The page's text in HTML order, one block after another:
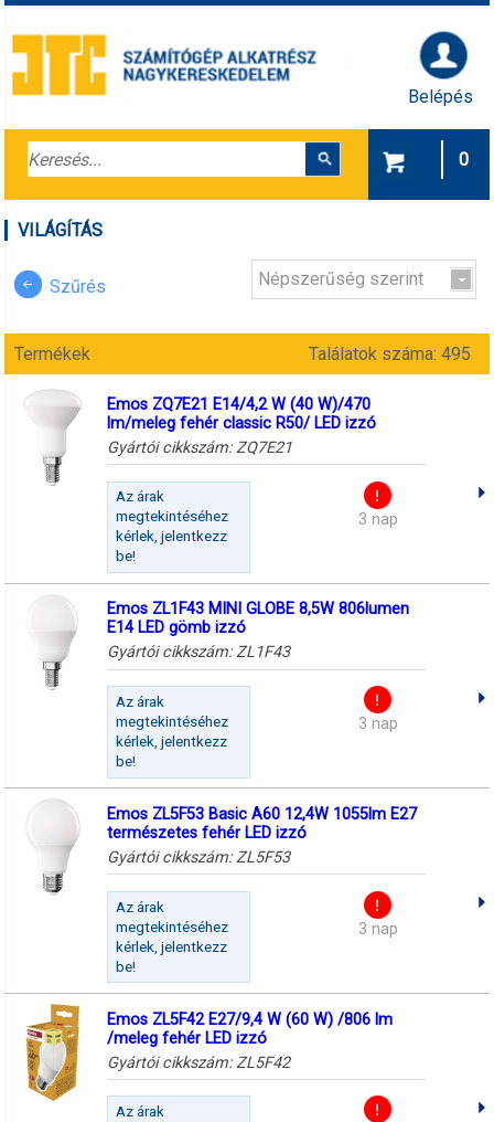
Belépés
0
VILÁGÍTÁS
Szűrés Népszerűség szerint
Termékek Találatok száma: 495
Emos ZQ7E21 E14/4,2 W (40 W)/470
lm/meleg fehér classic R50/ LED izzó
Gyártói cikkszám:ZQ7E21
Az árak
megtekintéséhez
kérlek, jelentkezz
be!
3 nap
Emos ZL1F43 MINI GLOBE 8,5W 806lumen
E14 LED gömb izzó
Gyártói cikkszám:ZL1F43
Az árak
megtekintéséhez
kérlek, jelentkezz
be!
3 nap
Emos ZL5F53 Basic A60 12,4W 1055lm E27
természetes fehér LED izzó
Gyártói cikkszám:ZL5F53
Az árak
megtekintéséhez
kérlek, jelentkezz
be!
3 nap
Emos ZL5F42 E27/9,4 W (60 W) /806 lm
/meleg fehér LED izzó
Gyártói cikkszám:ZL5F42
Az árak